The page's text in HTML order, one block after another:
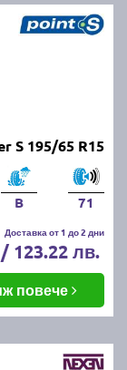
S 195/65 R15
B 71
Доставка от 1 до 2 дни
123.22 лв.
повече